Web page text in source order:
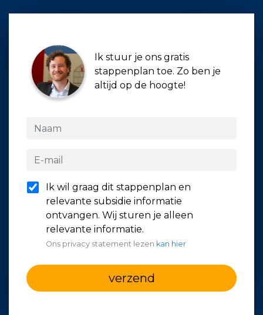
Ik stuur je ons gratis
stappenplan toe. Zo ben je
altijd op de hoogte!
Ik wil graag dit stappenplan en
relevante subsidie informatie
ontvangen. Wij sturen je alleen
relevante informatie.
Ons privacy statement lezen kan hier
verzend